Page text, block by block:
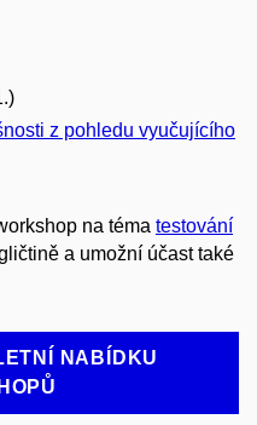
z pohledu vyučujícího
na téma testování
a umožní účast také
NABÍDKU